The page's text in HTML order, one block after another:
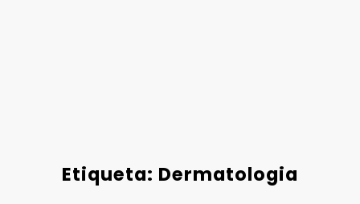
Etiqueta: Dermatologia